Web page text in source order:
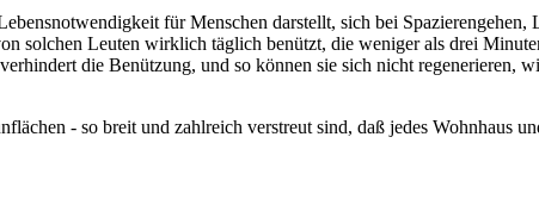
für Menschen darstellt, sich bei
solchen Leuten wirklich täglich benützt, die weniger als drei
die Benützung, und so können sie sich nicht regenerieren,
- so breit und zahlreich verstreut sind, daß jedes Wohnhaus